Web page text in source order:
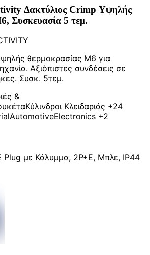
Δακτύλιος Crimp Υψηλής
Συσκευασία 5 τεμ.
θερμοκρασίας M6 για
Αξιόπιστες συνδέσεις σε
Συσκ. 5τεμ.
&
Κύλινδροι Κλειδαριάς +24
AutomotiveElectronics +2
Plug με Κάλυμμα, 2P+E, Μπλε, IP44